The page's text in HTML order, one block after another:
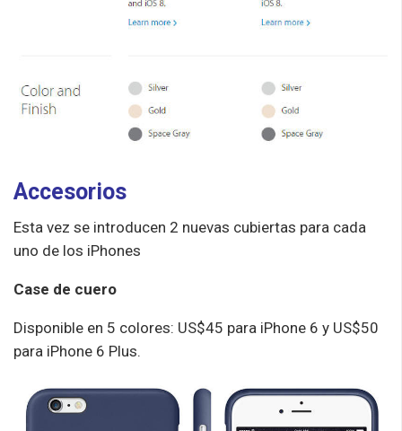
Accesorios
Esta vez se introducen 2 nuevas cubiertas para cada
uno de los iPhones
Case de cuero
Disponible en 5 colores: US$45 para iPhone 6 y US$50
para iPhone 6 Plus.